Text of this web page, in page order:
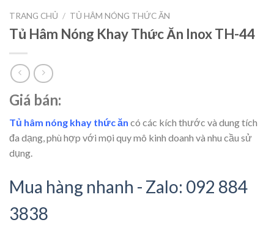
TRANG CHỦ / TỦ HÂM NÓNG THỨC ĂN
Tủ Hâm Nóng Khay Thức Ăn Inox TH-44
Giá bán:
Tủ hâm nóng khay thức ăn có các kích thước và dung tích
đa dạng, phù hợp với mọi quy mô kinh doanh và nhu cầu sử
dụng.
Mua hàng nhanh - Zalo: 092 884
3838